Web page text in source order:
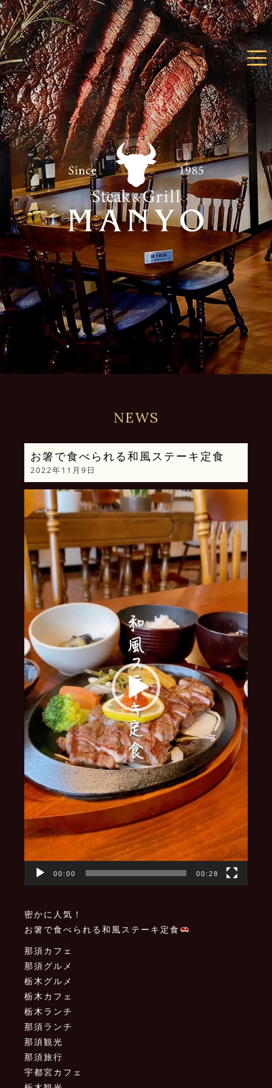
NEWS
お箸で食べられる和風ステーキ定食
2022年11月9日
画
レ
ー
ヤ
ー
00:00 00:28
密かに人気！
お箸で食べられる和風ステーキ定食
那須カフェ
那須グルメ
栃木グルメ
栃木カフェ
栃木ランチ
那須ランチ
那須観光
那須旅行
宇都宮カフェ